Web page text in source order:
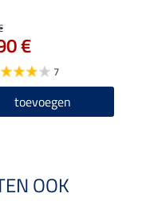
€
7
toevoegen
OOK